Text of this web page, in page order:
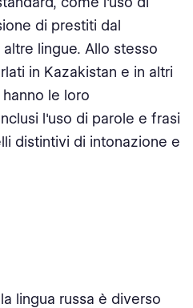
di prestiti dal
lingue. Allo stesso
in Kazakistan e in altri
le loro
l'uso di parole e frasi
distintivi di intonazione e
lingua russa è diverso